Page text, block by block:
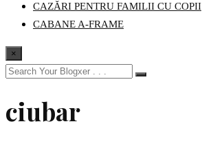
CAZĂRI PENTRU FAMILII CU COPII
CABANE A-FRAME
×
ciubar